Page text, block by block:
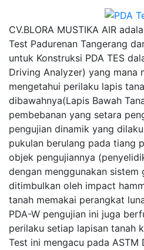
CV.BLORA MUSTIKA AIR
Test Padurenan Tangerang
untuk Konstruksi PDA TES
Driving Analyzer) yang mana
mengetahui perilaku lapis
dibawahnya(Lapis Bawah
pembebanan yang setara
pengujian dinamik yang
pukulan berulang pada tiang
objek pengujiannya
dengan menggunakan sistem
ditimbulkan oleh impact
tanah memakai perangkat
PDA-W pengujian ini juga
perilaku setiap lapisan tanah
Test ini mengacu pada